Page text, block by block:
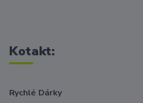
Kotakt:
Rychlé Dárky